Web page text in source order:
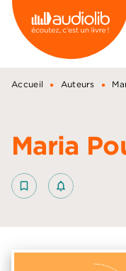
MENU
PIED DE PAGE
Accueil • Auteurs •
Maria
bookmark_border